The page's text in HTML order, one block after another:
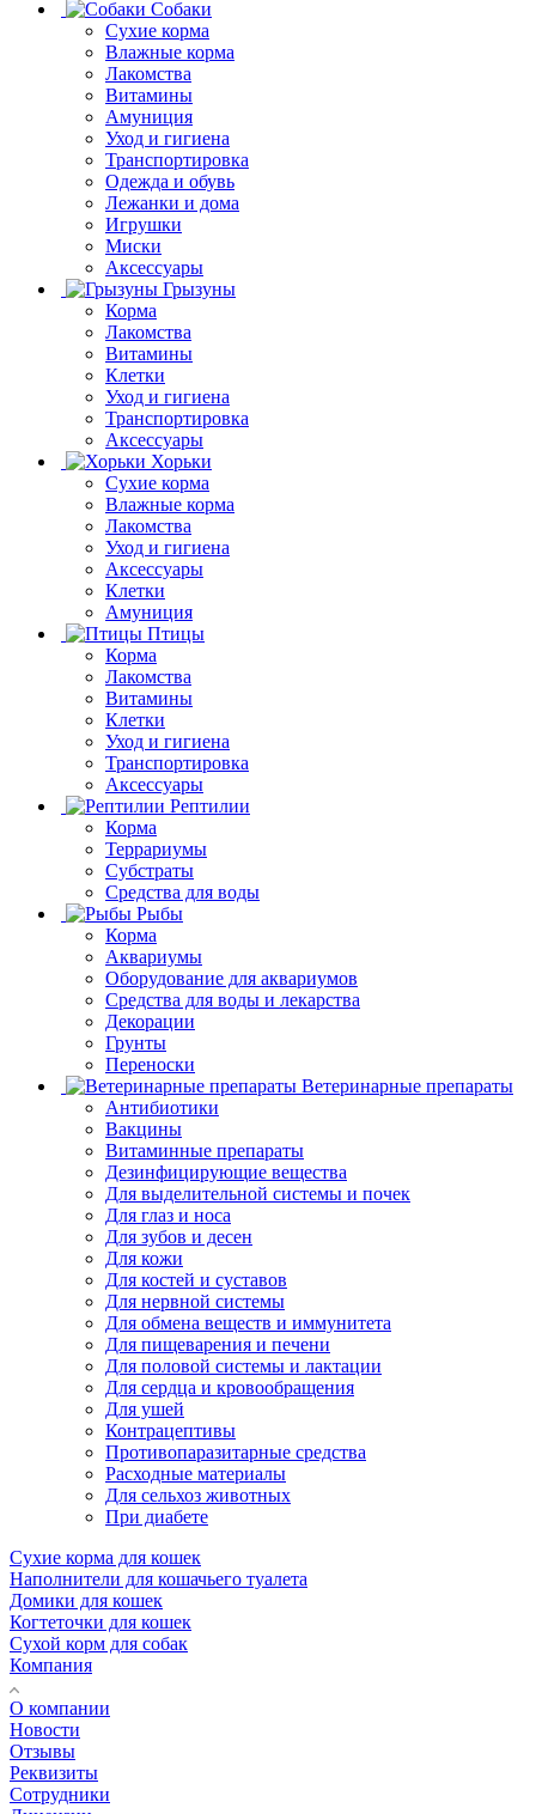
Собаки
Сухие корма
Влажные корма
Лакомства
Витамины
Амуниция
Уход и гигиена
Транспортировка
Одежда и обувь
Лежанки и дома
Игрушки
Миски
Аксессуары
Грызуны
Корма
Лакомства
Витамины
Клетки
Уход и гигиена
Транспортировка
Аксессуары
Хорьки
Сухие корма
Влажные корма
Лакомства
Уход и гигиена
Аксессуары
Клетки
Амуниция
Птицы
Корма
Лакомства
Витамины
Клетки
Уход и гигиена
Транспортировка
Аксессуары
Рептилии
Корма
Террариумы
Субстраты
Средства для воды
Рыбы
Корма
Аквариумы
Оборудование для аквариумов
Средства для воды и лекарства
Декорации
Грунты
Переноски
Ветеринарные препараты
Антибиотики
Вакцины
Витаминные препараты
Дезинфицирующие вещества
Для выделительной системы и почек
Для глаз и носа
Для зубов и десен
Для кожи
Для костей и суставов
Для нервной системы
Для обмена веществ и иммунитета
Для пищеварения и печени
Для половой системы и лактации
Для сердца и кровообращения
Для ушей
Контрацептивы
Противопаразитарные средства
Расходные материалы
Для сельхоз животных
При диабете
Сухие корма для кошек
Наполнители для кошачьего туалета
Домики для кошек
Когтеточки для кошек
Сухой корм для собак
Компания
О компании
Новости
Отзывы
Реквизиты
Сотрудники